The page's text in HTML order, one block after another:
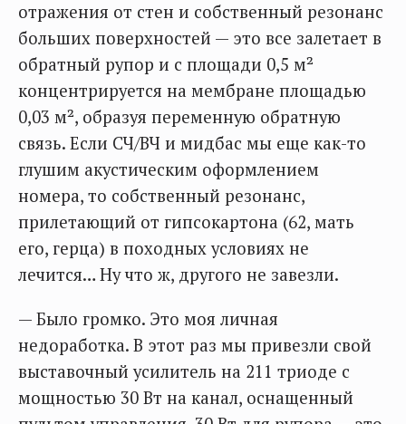
отражения от стен и собственный резонанс
больших поверхностей — это все залетает в
обратный рупор и с площади 0,5 м²
концентрируется на мембране площадью
0,03 м², образуя переменную обратную
связь. Если СЧ/ВЧ и мидбас мы еще как-то
глушим акустическим оформлением
номера, то собственный резонанс,
прилетающий от гипсокартона (62, мать
его, герца) в походных условиях не
лечится… Ну что ж, другого не завезли.
— Было громко. Это моя личная
недоработка. В этот раз мы привезли свой
выставочный усилитель на 211 триоде с
мощностью 30 Вт на канал, оснащенный